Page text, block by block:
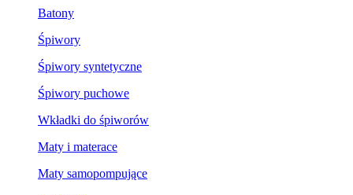
Batony
Śpiwory
Śpiwory syntetyczne
Śpiwory puchowe
Wkładki do śpiworów
Maty i materace
Maty samopompujące